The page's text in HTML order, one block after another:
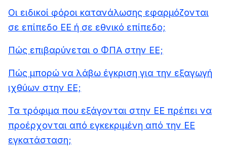
Οι ειδικοί φόροι κατανάλωσης εφαρμόζονται
σε επίπεδο ΕΕ ή σε εθνικό επίπεδο;
Πώς επιβαρύνεται ο ΦΠΑ στην ΕΕ;
Πώς μπορώ να λάβω έγκριση για την εξαγωγή
ιχθύων στην ΕΕ;
Τα τρόφιμα που εξάγονται στην ΕΕ πρέπει να
προέρχονται από εγκεκριμένη από την ΕΕ
εγκατάσταση;